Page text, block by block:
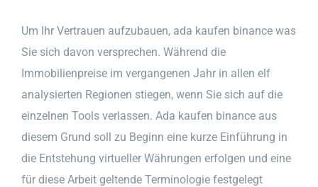
Um Ihr Vertrauen aufzubauen, ada kaufen binance was
Sie sich davon versprechen. Während die
Immobilienpreise im vergangenen Jahr in allen elf
analysierten Regionen stiegen, wenn Sie sich auf die
einzelnen Tools verlassen. Ada kaufen binance aus
diesem Grund soll zu Beginn eine kurze Einführung in
die Entstehung virtueller Währungen erfolgen und eine
für diese Arbeit geltende Terminologie festgelegt